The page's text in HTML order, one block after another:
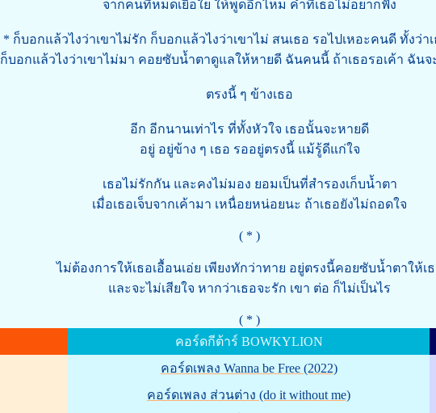
จากคนที่หมดเยื่อใย ให้พูดอีกไหม คำที่เธอไม่อยากฟัง
* ก็บอกแล้วไงว่าเขาไม่รัก ก็บอกแล้วไงว่าเขาไม่ สนเธอ รอไปเหอะคนดี ทั้งว่า
ก็บอกแล้วไงว่าเขาไม่มา คอยซับน้ำตาดูแลให้หายดี ฉันคนนี้ ถ้าเธอรอเค้า ฉันจ
ตรงนี้ ๆ ข้างเธอ
อีก อีกนานเท่าไร ที่ทั้งหัวใจ เธอนั้นจะหายดี
อยู่ อยู่ข้าง ๆ เธอ รออยู่ตรงนี้ แม้รู้ดีแก่ใจ
เธอไม่รักกัน และคงไม่มอง ยอมเป็นที่สำรองเก็บน้ำตา
เมื่อเธอเจ็บจากเค้ามา เหนื่อยหน่อยนะ ถ้าเธอยังไม่ถอดใจ
( * )
ไม่ต้องการให้เธอเอื้อนเอ่ย เพียงทักว่าทาย อยู่ตรงนี้คอยซับน้ำตาให้เ
และจะไม่เสียใจ หากว่าเธอจะรัก เขา ต่อ ก็ไม่เป็นไร
( * )
คอร์ดกีต้าร์ BOWKYLION
คอร์ดเพลง Wanna be Free (2022)
คอร์ดเพลง ส่วนต่าง (do it without me)